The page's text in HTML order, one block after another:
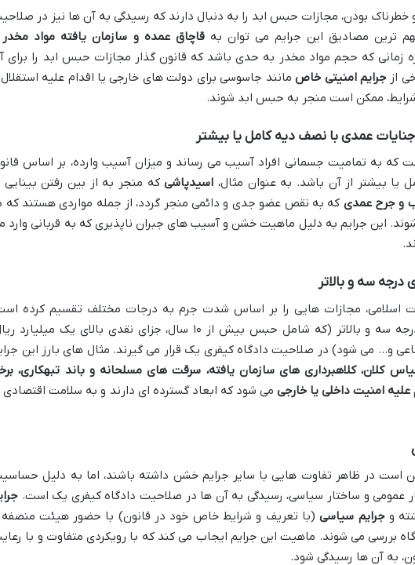
بودن، مجازات حبس ابد را به دنبال دارند که رسیدگی به آن ها نیز در
ترین مصادیق این جرایم می توان بهقاچاق عمده و سازمان یافته مواد
زمانی که حجم مواد مخدر به حدی باشد که قانون گذار مجازات حبس ابد را برای
ازجرایم امنیتی خاصمانند جاسوسی برای دولت های خارجی یا اقدام علیه
ممکن است منجر به حبس ابد شوند.
که به تمامیت جسمانی افراد آسیب می رساند و میزان آسیب وارده، بر اساس
یا بیشتر از آن باشد. به عنوان مثال، اسیدپاشیکه منجر به از بین رفتن بینایی
و جرح عمدی که به نقص عضو جدی و دائمی منجر گردد، از جمله مواردی هستند که
این جرایم به دلیل ماهیت خشن و آسیب های جبران ناپذیری که به قربانی وارد
اسلامی، مجازات هایی را بر اساس شدت جرم به درجات مختلف تقسیم کرده
جرایم دارای مجازات تعزیری درجه سه و بالاتر (که شامل حبس بیش از ۱۰ سال، جزای نقدی بالای یک میلیارد
و… می شود) در صلاحیت دادگاه کیفری یک قرار می گیرند. مثال های بارز این
کلان، کلاهبرداری های سازمان یافته، سرقت های مسلحانه و باند تبهکاری،
امنیت داخلی یا خارجی می شود که ابعاد گسترده ای دارند و به سلامت اقتصادی
است در ظاهر تفاوت هایی با سایر جرایم خشن داشته باشند، اما به دلیل
عمومی و ساختار سیاسی، رسیدگی به آن ها در صلاحیت دادگاه کیفری یک است.
وجرایم سیاسی(با تعریف و شرایط خاص خود در قانون) با حضور هیئت
بررسی می شوند. ماهیت این جرایم ایجاب می کند که با رویکردی متفاوت و با
به آن ها رسیدگی شود.